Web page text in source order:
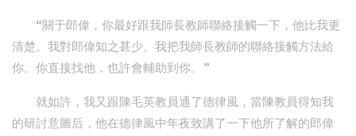
“關于郎偉，你最好跟我師長教師聯絡接觸一下，他比我更
清楚。我對郎偉知之甚少。我把我師長教師的聯絡接觸方法給
你。你直接找他，也許會輔助到你。”
就如許，我又跟陳毛英教員通了德律風，當陳教員得知我
的研討意圖后，他在德律風中年夜致講了一下他所了解的郎偉